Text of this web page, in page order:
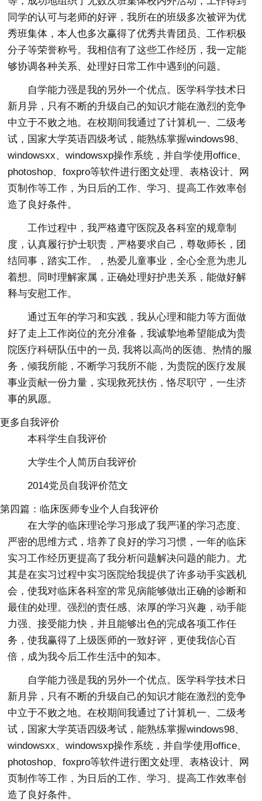
同学的认可与老师的好评，我所在的班级多次被评为优
秀班集体，本人也多次赢得了优秀共青团员、工作积极
分子等荣誉称号。我相信有了这些工作经历，我一定能
够协调各种关系、处理好日常工作中遇到的问题。
自学能力强是我的另外一个优点。医学科学技术日
新月异，只有不断的升级自己的知识才能在激烈的竞争
中立于不败之地。在校期间我通过了计算机一、二级考
试，国家大学英语四级考试，能熟练掌握windows98、
windowsxx、windowsxp操作系统，并自学使用office、
photoshop、foxpro等软件进行图文处理、表格设计、网
页制作等工作，为日后的工作、学习、提高工作效率创
造了良好条件。
工作过程中，我严格遵守医院及各科室的规章制
度，认真履行护士职责，严格要求自己，尊敬师长，团
结同事，踏实工作。，热爱儿童事业，全心全意为患儿
着想。同时理解家属，正确处理好护患关系，能做好解
释与安慰工作。
通过五年的学习和实践，我从心理和能力等方面做
好了走上工作岗位的充分准备，我诚挚地希望能成为贵
院医疗科研队伍中的一员, 我将以高尚的医德、热情的服
务，倾我所能，不断学习我所不能，为贵院的医疗发展
事业贡献一份力量，实现救死扶伤，恪尽职守，一生济
事的夙愿。
更多自我评价
本科学生自我评价
大学生个人简历自我评价
2014党员自我评价范文
第四篇：临床医师专业个人自我评价
在大学的临床理论学习形成了我严谨的学习态度、
严密的思维方式，培养了良好的学习习惯，一年的临床
实习工作经历更提高了我分析问题解决问题的能力。尤
其是在实习过程中实习医院给我提供了许多动手实践机
会，使我对临床各科室的常见病能够做出正确的诊断和
最佳的处理。强烈的责任感、浓厚的学习兴趣，动手能
力强、接受能力快，并且能够出色的完成各项工作任
务，使我赢得了上级医师的一致好评，更使我信心百
倍，成为我今后工作生活中的知本。
自学能力强是我的另外一个优点。医学科学技术日
新月异，只有不断的升级自己的知识才能在激烈的竞争
中立于不败之地。在校期间我通过了计算机一、二级考
试，国家大学英语四级考试，能熟练掌握windows98、
windowsxx、windowsxp操作系统，并自学使用office、
photoshop、foxpro等软件进行图文处理、表格设计、网
页制作等工作，为日后的工作、学习、提高工作效率创
造了良好条件。